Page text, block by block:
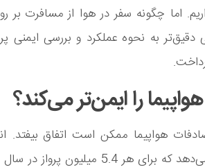
اما چگونه سفر در هوا از مسافرت بر
به نحوه عملکرد و بررسی ایمنی
را ایمن‌تر می‌کند؟
هواپیما ممکن است اتفاق بیفتد.